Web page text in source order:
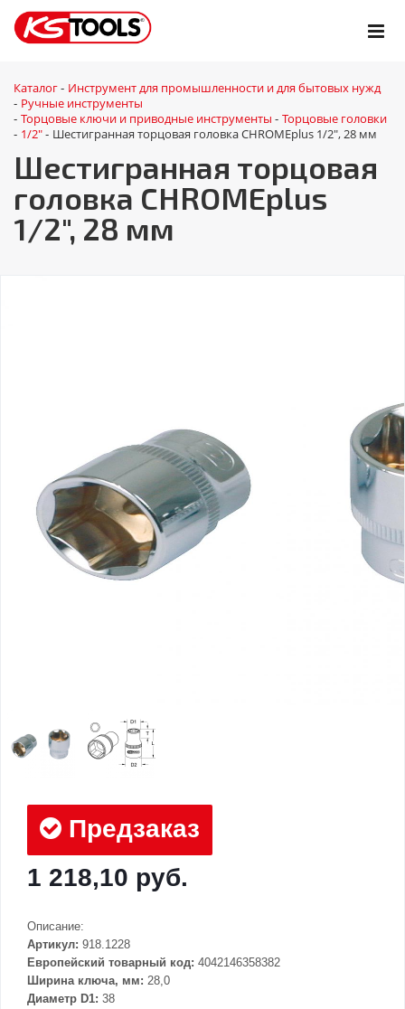
Каталог - Инструмент для промышленности и для бытовых нужд
- Ручные инструменты
- Торцовые ключи и приводные инструменты - Торцовые головки
- 1/2" - Шестигранная торцовая головка CHROMEplus 1/2", 28 мм
Шестигранная торцовая
головка CHROMEplus
1/2", 28 мм
Предзаказ
1 218,10 руб.
Описание:
Артикул: 918.1228
Европейский товарный код: 4042146358382
Ширина ключа, мм: 28,0
Диаметр D1: 38